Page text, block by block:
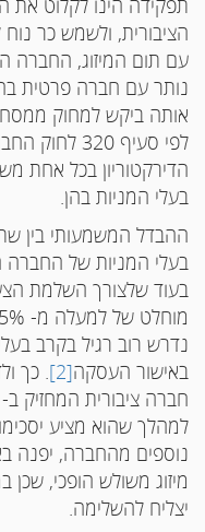
תפקידה הינו לקלוט
הציבורית, ולשמש כר
עם תום המיזוג, החברה
נותר עם חברה פרטית
אותה ביקש למחוק
לפי סעיף
הדירקטוריון בכל אחת
בעלי המניות בהן.
ההבדל המשמעותי בין
בעלי המניות של
בעוד שלצורך השלמת
נדרש רוב רגיל בקרב
באישור העסקה[2]
. כך
נוספים מהחברה, יפנה
מיזוג משולש הופכי,
יצליח להשלימה.